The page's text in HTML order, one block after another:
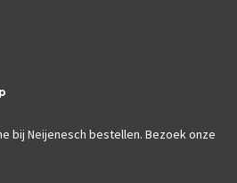
bij Neijenesch bestellen. Bezoek onze